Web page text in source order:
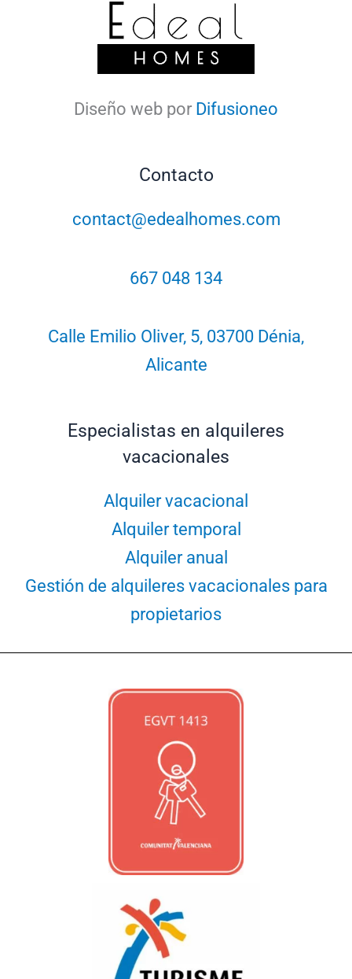
Diseño web por Difusioneo
Contacto
contact@edealhomes.com
667 048 134
Calle Emilio Oliver, 5, 03700 Dénia,
Alicante
Especialistas en alquileres
vacacionales
Alquiler vacacional
Alquiler temporal
Alquiler anual
Gestión de alquileres vacacionales para
propietarios